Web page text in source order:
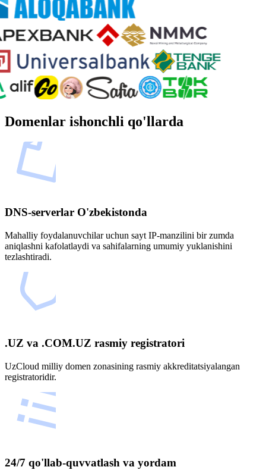
Domenlar ishonchli qo'llarda
DNS-serverlar O'zbekistonda
Mahalliy foydalanuvchilar uchun sayt IP-manzilini bir zumda
aniqlashni kafolatlaydi va sahifalarning umumiy yuklanishini
tezlashtiradi.
.UZ va .COM.UZ rasmiy registratori
UzCloud milliy domen zonasining rasmiy akkreditatsiyalangan
registratoridir.
24/7 qo'llab-quvvatlash va yordam